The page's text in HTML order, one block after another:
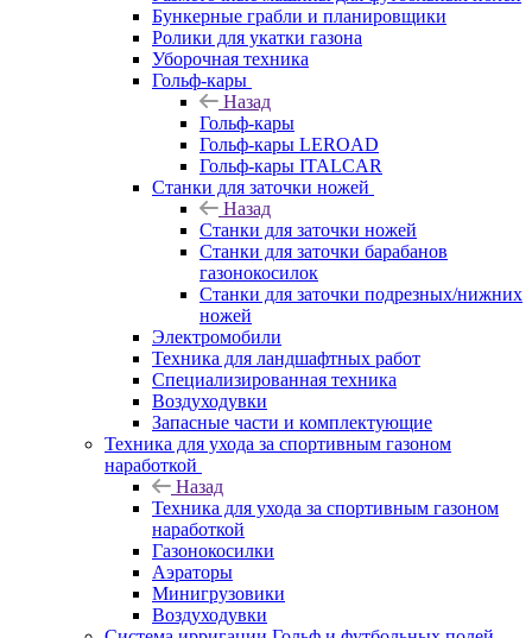
Бункерные грабли и планировщики
Ролики для укатки газона
Уборочная техника
Гольф-кары
Назад
Гольф-кары
Гольф-кары LEROAD
Гольф-кары ITALCAR
Станки для заточки ножей
Назад
Станки для заточки ножей
Станки для заточки барабанов
газонокосилок
Станки для заточки подрезных/нижних
ножей
Электромобили
Техника для ландшафтных работ
Специализированная техника
Воздуходувки
Запасные части и комплектующие
Техника для ухода за спортивным газоном
наработкой
Назад
Техника для ухода за спортивным газоном
наработкой
Газонокосилки
Аэраторы
Минигрузовики
Воздуходувки